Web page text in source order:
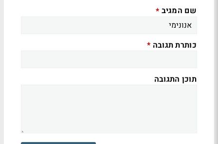
שם המגיב *
כותרת תגובה *
תוכן התגובה